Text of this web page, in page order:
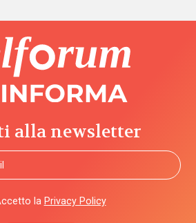
alla newsletter
la Privacy Policy